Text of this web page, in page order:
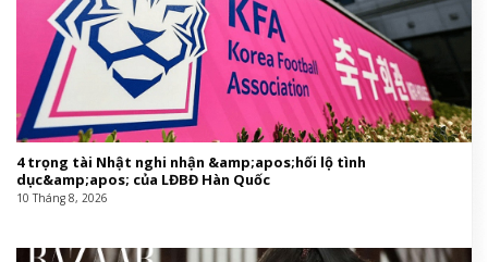
4 trọng tài Nhật nghi nhận &amp;apos;hối lộ tình
dục&amp;apos; của LĐBĐ Hàn Quốc
10 Tháng 8, 2026